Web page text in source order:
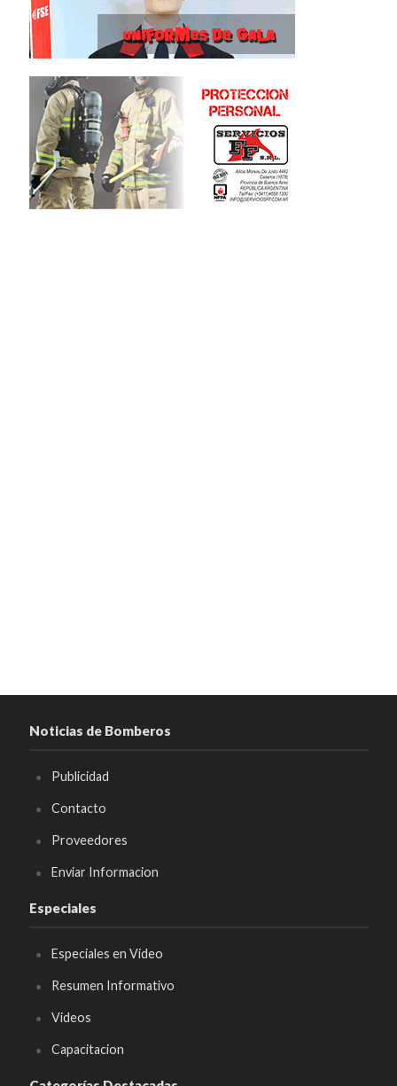
Noticias de Bomberos
Publicidad
Contacto
Proveedores
Enviar Informacion
Especiales
Especiales en Video
Resumen Informativo
Videos
Capacitacion